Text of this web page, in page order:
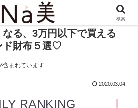
る、3万円以下で買える
ド財布５選♡
含まれています
2020.03.04
RANKING
検索